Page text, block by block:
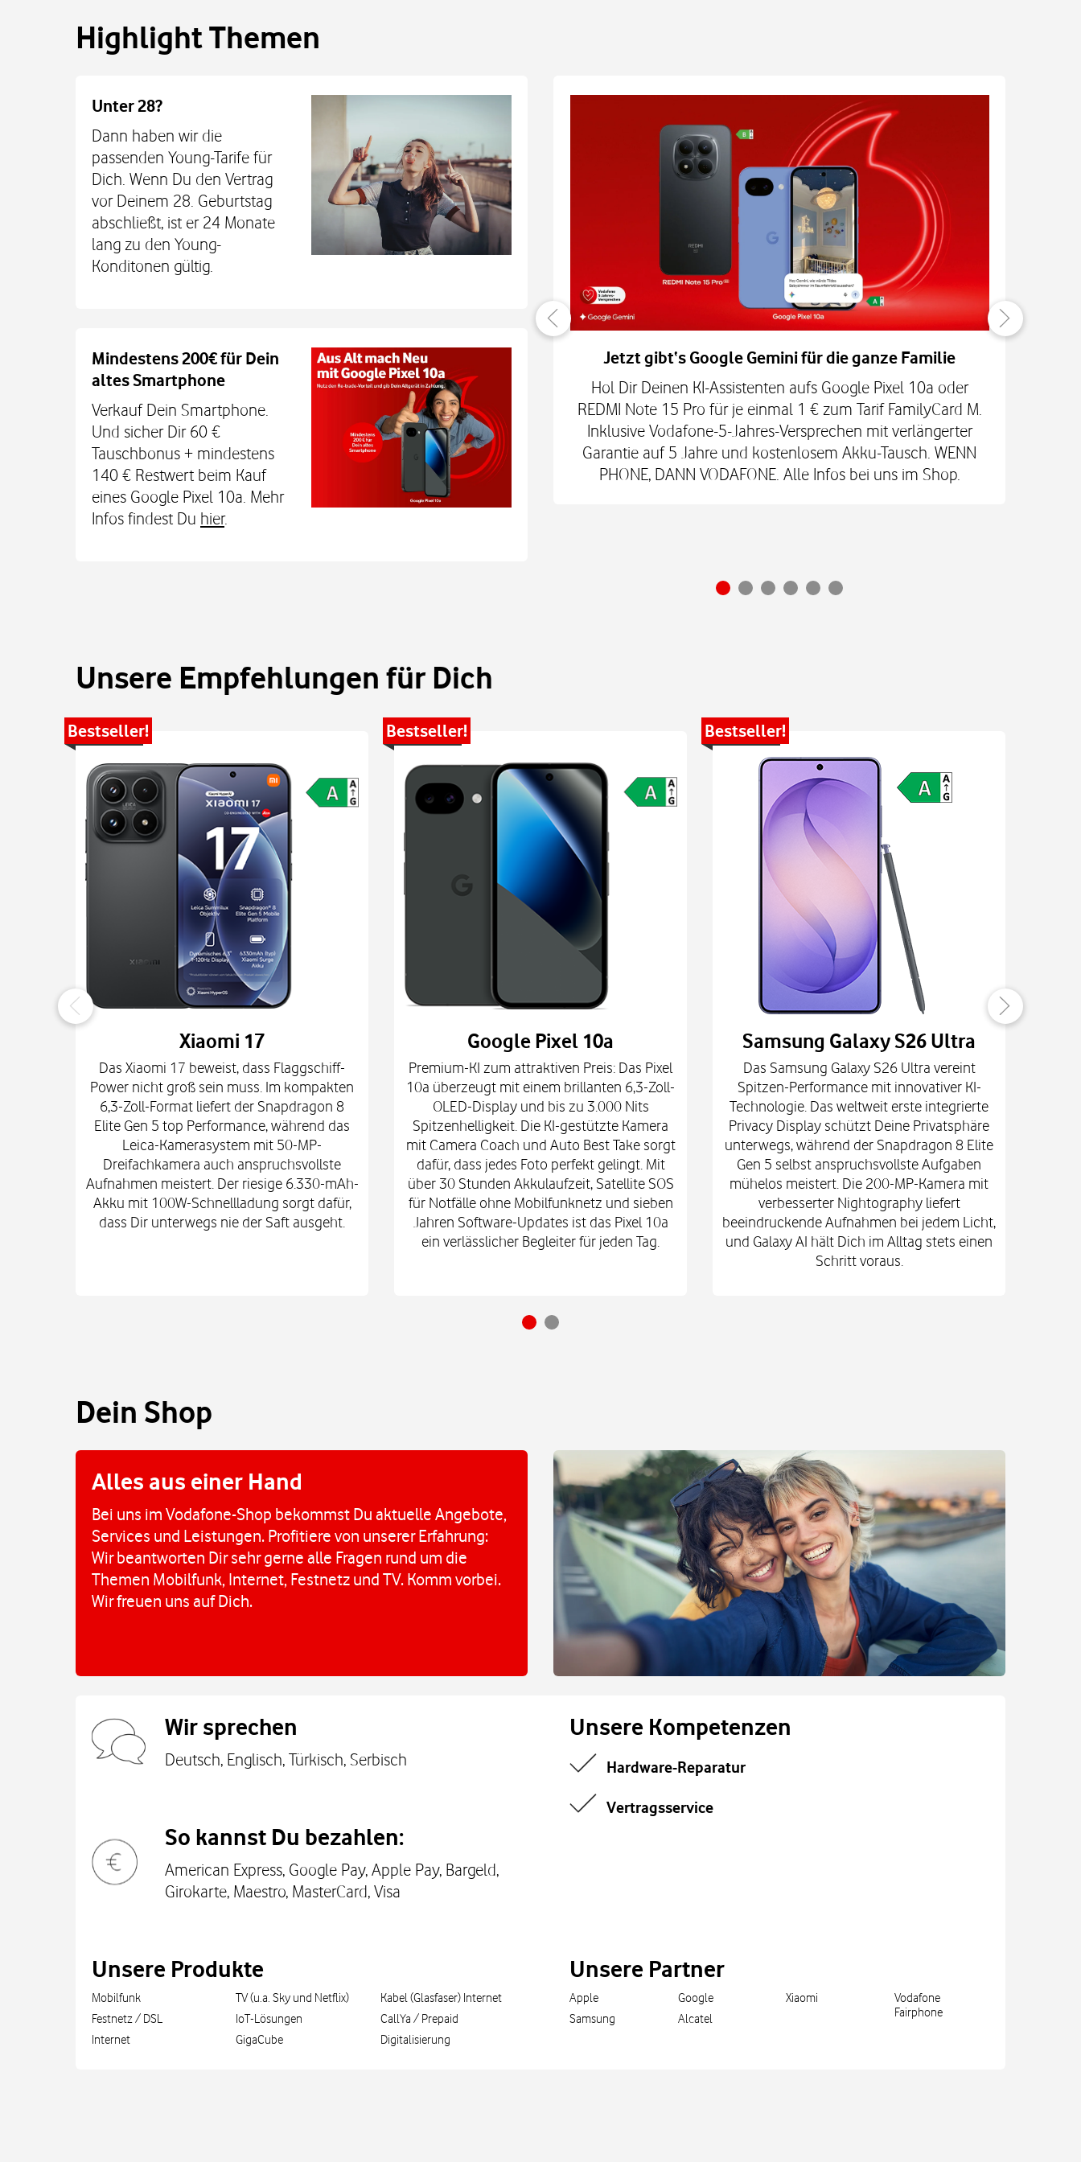
Highlight Themen
Unter 28?
Dann haben wir die
passenden Young-Tarife für
Dich. Wenn Du den Vertrag
vor Deinem 28. Geburtstag
abschließt, ist er 24 Monate
lang zu den Young-
Konditonen gültig.
Mindestens 200€ für Dein
altes Smartphone
Verkauf Dein Smartphone.
Und sicher Dir 60 €
Tauschbonus + mindestens
140 € Restwert beim Kauf
eines Google Pixel 10a. Mehr
Infos findest Du hier.
Auch auf dem Schulweg immer verbunden
Dein Kind bleibt unterwegs auch ohne Smartphone mit
Sicherheit erreichbar. Mit der Xplora X6Play 2nd Gen. oder der
TCL MT48X Smartwatch für je einmal 1 € zum Smart Tech M.
Den Tarif gibt's jetzt 3 Monate für 0 € und danach für mtl. 9,99
€. Alle Infos bei uns im Shop.
Jetzt gibt‘s Google Gemini für die ganze Familie
Hol Dir Deinen KI-Assistenten aufs Google Pixel 10a oder
REDMI Note 15 Pro für je einmal 1 € zum Tarif FamilyCard M.
Inklusive Vodafone-5-Jahres-Versprechen mit verlängerter
Garantie auf 5 Jahre und kostenlosem Akku-Tausch. WENN
PHONE, DANN VODAFONE. Alle Infos bei uns im Shop.
Unsere Empfehlungen für Dich
Bestseller!
Xiaomi 17
Das Xiaomi 17 beweist, dass Flaggschiff-
Power nicht groß sein muss. Im kompakten
6,3-Zoll-Format liefert der Snapdragon 8
Elite Gen 5 top Performance, während das
Leica-Kamerasystem mit 50-MP-
Dreifachkamera auch anspruchsvollste
Aufnahmen meistert. Der riesige 6.330-mAh-
Akku mit 100W-Schnellladung sorgt dafür,
dass Dir unterwegs nie der Saft ausgeht.
Bestseller!
Google Pixel 10a
Premium-KI zum attraktiven Preis: Das Pixel
10a überzeugt mit einem brillanten 6,3-Zoll-
OLED-Display und bis zu 3.000 Nits
Spitzenhelligkeit. Die KI-gestützte Kamera
mit Camera Coach und Auto Best Take sorgt
dafür, dass jedes Foto perfekt gelingt. Mit
über 30 Stunden Akkulaufzeit, Satellite SOS
für Notfälle ohne Mobilfunknetz und sieben
Jahren Software-Updates ist das Pixel 10a
ein verlässlicher Begleiter für jeden Tag.
Bestseller!
Samsung Galaxy S26 Ultra
Das Samsung Galaxy S26 Ultra vereint
Spitzen-Performance mit innovativer KI-
Technologie. Das weltweit erste integrierte
Privacy Display schützt Deine Privatsphäre
unterwegs, während der Snapdragon 8 Elite
Gen 5 selbst anspruchsvollste Aufgaben
mühelos meistert. Die 200-MP-Kamera mit
verbesserter Nightography liefert
beeindruckende Aufnahmen bei jedem Licht,
und Galaxy AI hält Dich im Alltag stets einen
Schritt voraus.
Dein Shop
Alles aus einer Hand
Bei uns im Vodafone-Shop bekommst Du aktuelle Angebote,
Services und Leistungen. Profitiere von unserer Erfahrung:
Wir beantworten Dir sehr gerne alle Fragen rund um die
Themen Mobilfunk, Internet, Festnetz und TV. Komm vorbei.
Wir freuen uns auf Dich.
Wir sprechen
Deutsch, Englisch, Türkisch, Serbisch
So kannst Du bezahlen:
American Express, Google Pay, Apple Pay, Bargeld,
Girokarte, Maestro, MasterCard, Visa
Unsere Kompetenzen
Hardware-Reparatur
Vertragsservice
Unsere Produkte
Mobilfunk
Festnetz / DSL
Internet
TV (u.a. Sky und Netflix)
IoT-Lösungen
GigaCube
Kabel (Glasfaser) Internet
CallYa / Prepaid
Digitalisierung
Unsere Partner
Apple
Samsung
Google
Alcatel
Xiaomi
Vodafone
Fairphone